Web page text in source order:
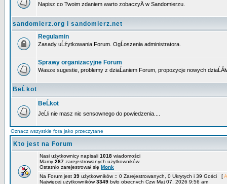
Napisz co Twoim zdaniem warto zobaczyÄ w Sandomierzu.
sandomierz.org i sandomierz.net
Regulamin
Zasady uĹźytkowania Forum. OgĹoszenia administratora.
Sprawy organizacyjne Forum
Wasze sugestie, problemy z dziaĹaniem Forum, propozycje nowych
BeĹkot
BeĹkot
JeĹli nie masz nic sensownego do powiedzenia....
Oznacz wszystkie fora jako przeczytane
Kto jest na Forum
Nasi użytkownicy napisali 1018 wiadomości
Mamy 287 zarejestrowanych użytkowników
Ostatnio zarejestrował się Monk
Na Forum jest 39 użytkowników :: 0 Zarejestrowanych, 0 Ukrytych i 39 Gości [
Najwięcej użytkowników3349 było obecnych Czw Maj 07, 2026 9:56 am